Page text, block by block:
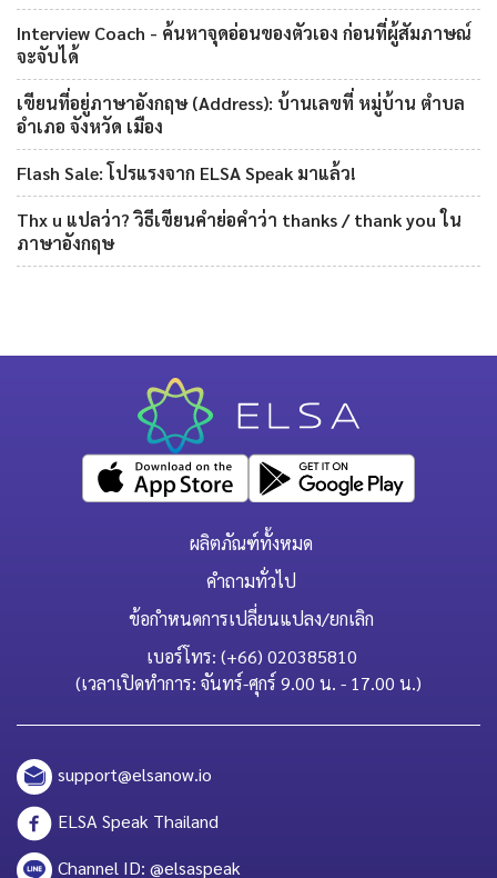
Interview Coach - ค้นหาจุดอ่อนของตัวเอง ก่อนที่ผู้สัมภาษณ์
จะจับได้
เขียนที่อยู่ภาษาอังกฤษ (Address): บ้านเลขที่ หมู่บ้าน ตำบล
อำเภอ จังหวัด เมือง
Flash Sale: โปรแรงจาก ELSA Speak มาแล้ว!
Thx u แปลว่า? วิธีเขียนคำย่อคำว่า thanks / thank you ใน
ภาษาอังกฤษ
ผลิตภัณฑ์ทั้งหมด
คำถามทั่วไป
ข้อกำหนดการเปลี่ยนแปลง/ยกเลิก
เบอร์โทร: (+66) 020385810
(เวลาเปิดทำการ: จันทร์-ศุกร์ 9.00 น. - 17.00 น.)
support@elsanow.io
ELSA Speak Thailand
Channel ID: @elsaspeak